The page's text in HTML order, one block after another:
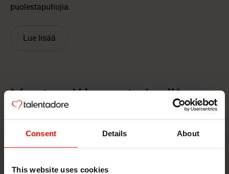
Consent Details About
This website uses cookies
puolestapuhujia.
Lue lisää
Vastuullinen tekoäly on
erottautumistekijämme